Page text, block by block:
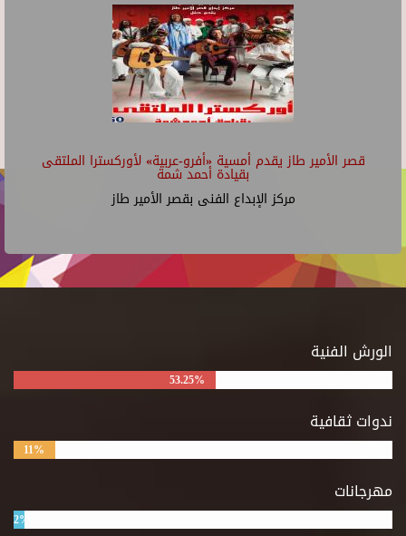
قصر الأمير طاز يقدم أمسية «أفرو-عربية» لأوركسترا الملتقى
بقيادة أحمد شمة
مركز الإبداع الفنى بقصر الأمير طاز
الورش الفنية
53.25%
ندوات ثقافية
11%
مهرجانات
2%